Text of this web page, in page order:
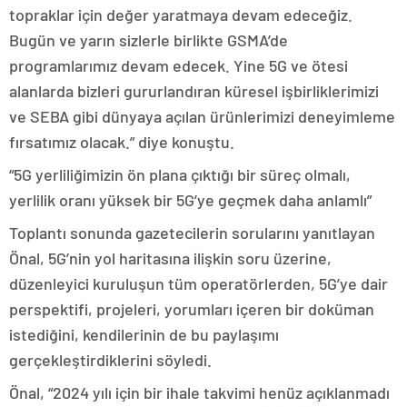
topraklar için değer yaratmaya devam edeceğiz.
Bugün ve yarın sizlerle birlikte GSMA’de
programlarımız devam edecek. Yine 5G ve ötesi
alanlarda bizleri gururlandıran küresel işbirliklerimizi
ve SEBA gibi dünyaya açılan ürünlerimizi deneyimleme
fırsatımız olacak.” diye konuştu.
“5G yerliliğimizin ön plana çıktığı bir süreç olmalı,
yerlilik oranı yüksek bir 5G’ye geçmek daha anlamlı”
Toplantı sonunda gazetecilerin sorularını yanıtlayan
Önal, 5G’nin yol haritasına ilişkin soru üzerine,
düzenleyici kuruluşun tüm operatörlerden, 5G’ye dair
perspektifi, projeleri, yorumları içeren bir doküman
istediğini, kendilerinin de bu paylaşımı
gerçekleştirdiklerini söyledi.
Önal, “2024 yılı için bir ihale takvimi henüz açıklanmadı